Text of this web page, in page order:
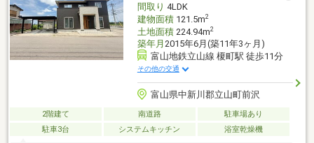
間取り 4LDK
建物面積121.5m2
土地面積224.94m2
築年月 2015年6月(築11年3ヶ月)
富山地鉄立山線 榎町駅 徒歩11分
その他の交通
富山県中新川郡立山町前沢
2階建て 南道路
駐車場あり
駐車3台
システムキッチン 浴室乾燥機